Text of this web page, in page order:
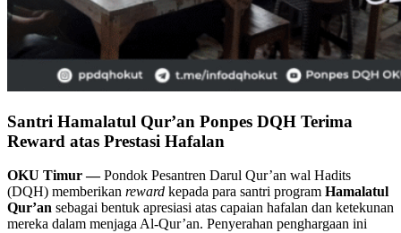
Santri Hamalatul Qur’an Ponpes DQH Terima
OKU Timur — Pondok Pesantren Darul Qur’an wal Hadits
Qur’ansebagai bentuk apresiasi atas capaian hafalan dan ketekunan
mereka dalam menjaga Al-Qur’an. Penyerahan penghargaan ini
berlangsung pada Sabtu 6 Desember 2025 di rumah makan di pasar
Martapura dengan suasana penuh haru dan kebanggaan.